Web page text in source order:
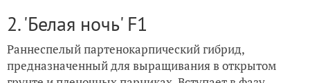
2. 'Белая ночь' F1
Раннеспелый партенокарпический гибрид,
предназначенный для выращивания в открытом